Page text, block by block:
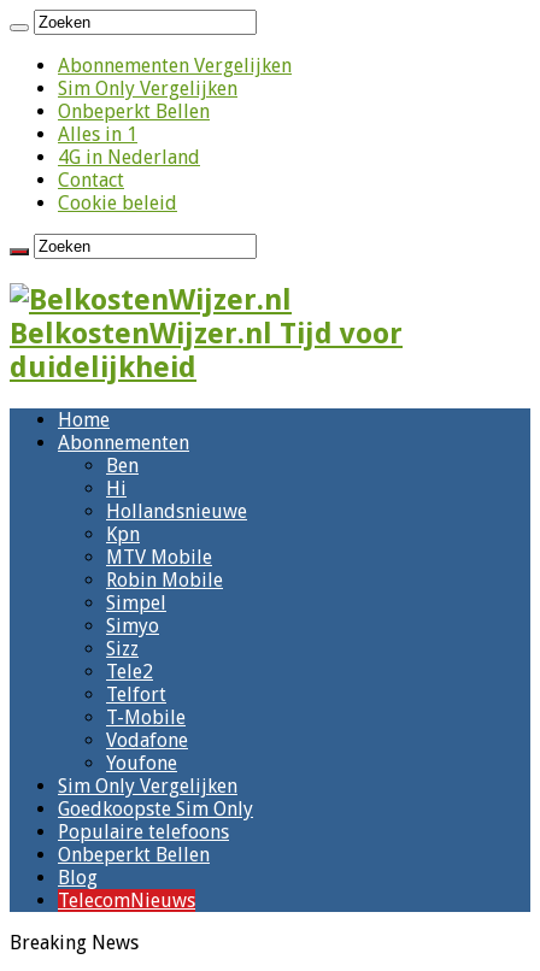
Abonnementen Vergelijken
Sim Only Vergelijken
Onbeperkt Bellen
Alles in 1
4G in Nederland
Contact
Cookie beleid
BelkostenWijzer.nl Tijd voor
duidelijkheid
Home
Abonnementen
Ben
Hi
Hollandsnieuwe
Kpn
MTV Mobile
Robin Mobile
Simpel
Simyo
Sizz
Tele2
Telfort
T-Mobile
Vodafone
Youfone
Sim Only Vergelijken
Goedkoopste Sim Only
Populaire telefoons
Onbeperkt Bellen
Blog
TelecomNieuws
Breaking News